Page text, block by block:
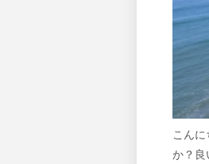
こん
か？良